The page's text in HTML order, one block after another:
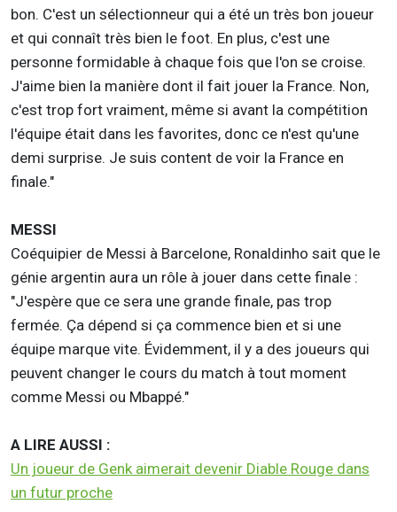
bon. C'est un sélectionneur qui a été un très bon joueur
et qui connaît très bien le foot. En plus, c'est une
personne formidable à chaque fois que l'on se croise.
J'aime bien la manière dont il fait jouer la France. Non,
c'est trop fort vraiment, même si avant la compétition
l'équipe était dans les favorites, donc ce n'est qu'une
demi surprise. Je suis content de voir la France en
finale."
MESSI
Coéquipier de Messi à Barcelone, Ronaldinho sait que le
génie argentin aura un rôle à jouer dans cette finale :
"J'espère que ce sera une grande finale, pas trop
fermée. Ça dépend si ça commence bien et si une
équipe marque vite. Évidemment, il y a des joueurs qui
peuvent changer le cours du match à tout moment
comme Messi ou Mbappé."
A LIRE AUSSI :
Un joueur de Genk aimerait devenir Diable Rouge dans
un futur proche